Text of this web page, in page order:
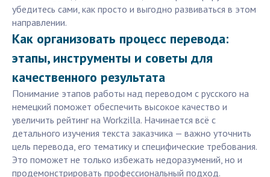
убедитесь сами, как просто и выгодно развиваться в этом
направлении.
Как организовать процесс перевода:
этапы, инструменты и советы для
качественного результата
Понимание этапов работы над переводом с русского на
немецкий поможет обеспечить высокое качество и
увеличить рейтинг на Workzilla. Начинается всё с
детального изучения текста заказчика — важно уточнить
цель перевода, его тематику и специфические требования.
Это поможет не только избежать недоразумений, но и
продемонстрировать профессиональный подход.